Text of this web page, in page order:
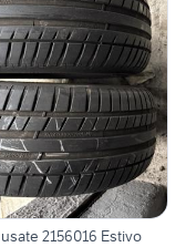
2156016 Estivo